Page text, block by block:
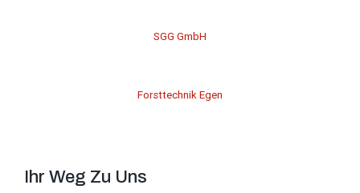
SGG GmbH
Forsttechnik Egen
Ihr Weg Zu Uns